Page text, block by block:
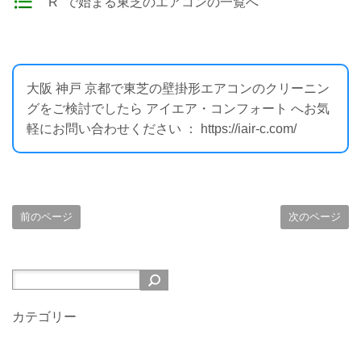
大阪 神戸 京都で東芝の壁掛形エアコンのクリーニン
グをご検討でしたら アイエア・コンフォート へお気
軽にお問い合わせください ： https://iair-c.com/
前のページ 次のページ
カテゴリー